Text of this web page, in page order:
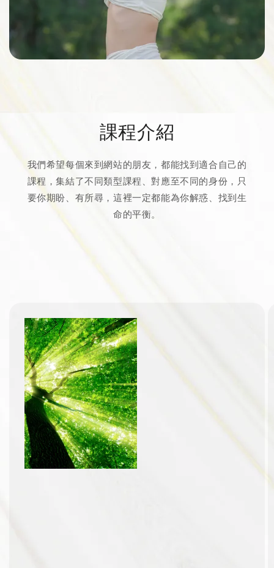
課程介紹
我們希望每個來到網站的朋友，都能找到適合自己的
課程，集結了不同類型課程、對應至不同的身份，只
要你期盼、有所尋，這裡一定都能為你解惑、找到生
命的平衡。